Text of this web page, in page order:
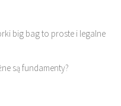
big bag to proste i legalne
są fundamenty?